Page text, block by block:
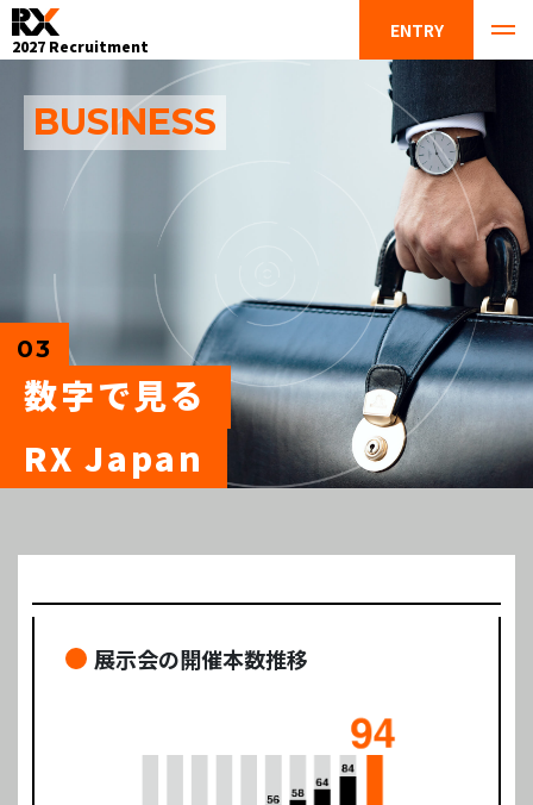
2027 Recruitment
ENTRY
BUSINESS
03
数字で見る
RX Japan
展示会の開催本数推移